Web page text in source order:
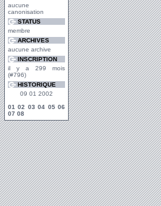
aucune
canonisation
STATUS
membre
ARCHIVES
aucune archive
INSCRIPTION
il y a 299 mois
(#796)
HISTORIQUE
09 01 2002
01 02 03 04 05 06
07 08